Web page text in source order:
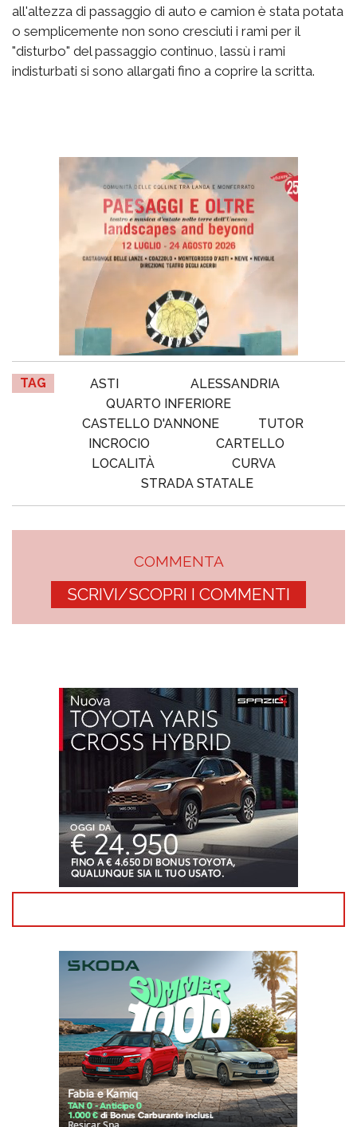
all'altezza di passaggio di auto e camion è stata potata
o semplicemente non sono cresciuti i rami per il
"disturbo" del passaggio continuo, lassù i rami
indisturbati si sono allargati fino a coprire la scritta.
TAG ASTI
ALESSANDRIA
QUARTO INFERIORE
CASTELLO D'ANNONE
TUTOR
INCROCIO
CARTELLO
LOCALITÀ
CURVA
STRADA STATALE
COMMENTA
SCRIVI/SCOPRI I COMMENTI